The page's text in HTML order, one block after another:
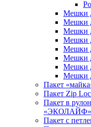
Мешки
Мешки
Мешки
Мешки
Мешки
Мешки
Мешки
Мешки
Пакет
Пакет Zip
Пакет в
«ЭКОЛАЙФ»
Пакет с